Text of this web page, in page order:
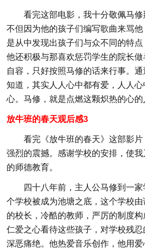
看完这部电影，我十分敬佩马
不但因为他的孩子们编写歌曲来骂
是从中发现出孩子们与众不同的特点
他还积极与那喜欢惩罚学生的院长
自容，只好按照马修的话来行事。
知道，其实人人心中都有爱，人人
心。马修，就是点燃这颗炽热的心的
放牛班的春天观后感3
看完《放牛班的春天》这部影
强烈的震撼。感谢学校的安排，使
的师德教育。
四十八年前，主人公马修到一
个学校被成为池塘之底，这个学校
的校长，冷酷的教师，严厉的制度
仁爱之心看待这些孩子，对学校残
深恶痛绝。他热爱音乐创作，他用